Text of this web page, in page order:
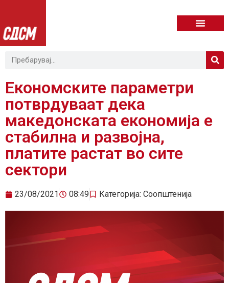
Економските параметри
потврдуваат дека
македонската економија е
стабилна и развојна,
платите растат во сите
сектори
23/08/2021 08:49 Категорија: Соопштенија